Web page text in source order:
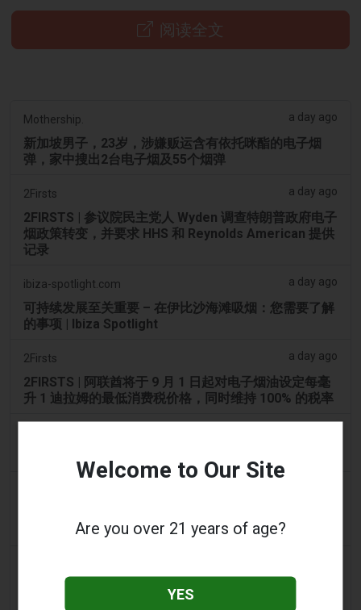
阅读全文
Mothership. a day ago
新加坡男子，23岁，涉嫌贩运含有依托咪酯的电子烟
弹，家中搜出2台电子烟及55个烟弹
2Firsts a day ago
2FIRSTS | 参议院民主党人 Wyden 调查特朗普政府电子
烟政策转变，并要求 HHS 和 Reynolds American 提供
记录
ibiza-spotlight.com a day ago
可持续发展至关重要 – 在伊比沙海滩吸烟：您需要了解
的事项 | Ibiza Spotlight
2Firsts a day ago
2FIRSTS | 阿联酋将于 9 月 1 日起对电子烟油设定每毫
升 1 迪拉姆的最低消费税价格，同时维持 100% 的税率
销量下降 14%
电子烟税在九个月内筹集了2200万欧元后，政府正考虑
提高税率
Welcome to Our Site
Are you over 21 years of age?
YES